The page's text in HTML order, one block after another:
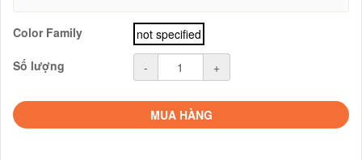
Color Family
not specified
Số lượng
- +
MUA HÀNG